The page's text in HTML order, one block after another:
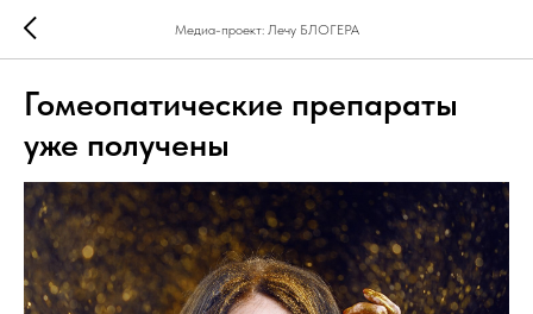
Медиа-проект: Лечу БЛОГЕРА
Гомеопатические препараты
уже получены